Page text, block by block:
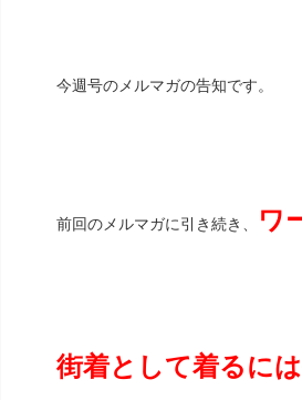
今週号のメルマガの告知です。
前回のメルマガに引き続き、 ワ
街着として着るに